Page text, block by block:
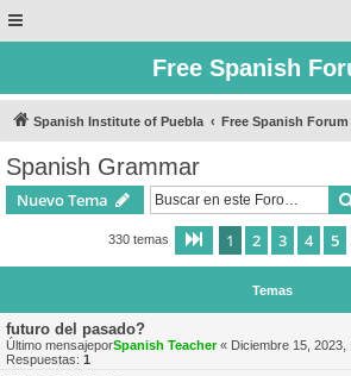
Free Spanish
Spanish Institute of Puebla Free Spanish Forum
Spanish Grammar
Nuevo Tema
330 temas Página de 14
1 2 3 4 5
Temas
futuro del pasado?
Último mensajeporSpanish Teacher« Diciembre 15, 2023,
Respuestas: 1